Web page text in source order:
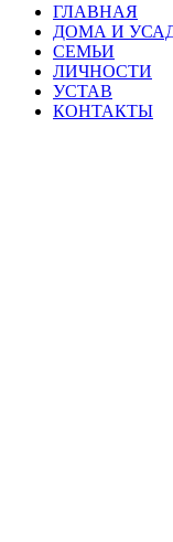
ГЛАВНАЯ
ДОМА И
СЕМЬИ
ЛИЧНОСТИ
УСТАВ
КОНТАКТЫ